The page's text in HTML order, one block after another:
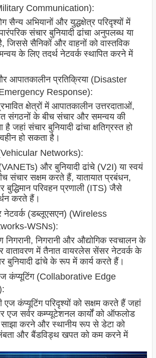
Communication):
सैन्य अभियानों और युद्धक्षेत्र परिदृश्यों में
संचार बुनियादी ढांचा अनुपलब्ध या
जिससे सैनिकों और वाहनों को वास्तविक
के लिए तदर्थ नेटवर्क स्थापित करने में
आपातकालीन प्रतिक्रिया (Disaster
Response):
क्षेत्रों में आपातकालीन उत्तरदाताओं,
संगठनों के बीच संचार और समन्वय की
जहां संचार बुनियादी ढांचा क्षतिग्रस्त हो
हो सकता है।
Networks):
और बुनियादी ढांचे (V2I) या स्वयं
संचार सक्षम करते हैं, यातायात प्रबंधन,
परिवहन प्रणाली (ITS) जैसे
करते हैं।
नेटवर्क (डब्लूएसएन) (Wireless
WSNs):
निगरानी, ​​निगरानी और औद्योगिक स्वचालन के
वातावरण में तैनात वायरलेस सेंसर नेटवर्क के
बुनियादी ढांचे के रूप में कार्य करते हैं।
कंप्यूटिंग (Collaborative Edge
कंप्यूटिंग परिदृश्यों को सक्षम करते हैं जहां
एज सर्वर कम्प्यूटेशनल कार्यों को ऑफलोड
करने और स्थानीय रूप से डेटा को
और बैंडविड्थ खपत को कम करने में